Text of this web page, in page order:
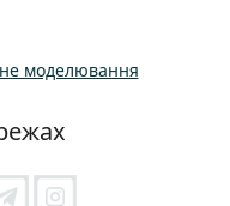
моделювання